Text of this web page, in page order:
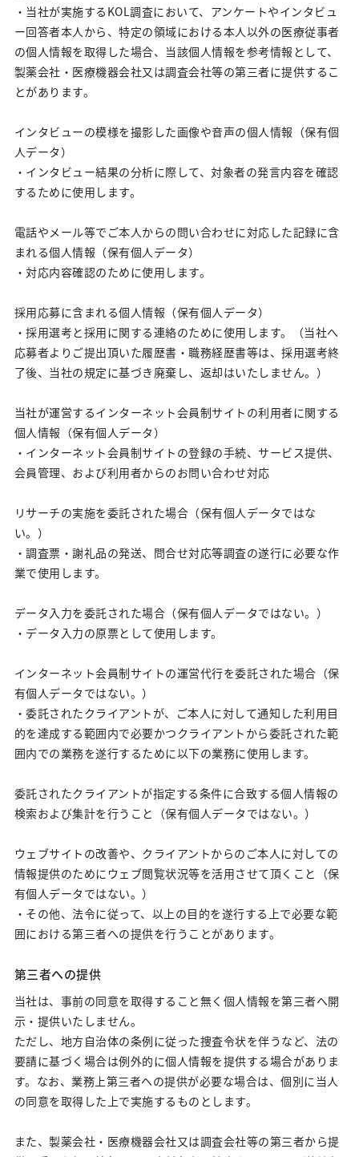
・当社が実施するKOL調査において、アンケートやインタビュ
ー回答者本人から、特定の領域における本人以外の医療従事者
の個人情報を取得した場合、当該個人情報を参考情報として、
製薬会社・医療機器会社又は調査会社等の第三者に提供するこ
とがあります。
インタビューの模様を撮影した画像や音声の個人情報（保有個
人データ）
・インタビュー結果の分析に際して、対象者の発言内容を確認
するために使用します。
電話やメール等でご本人からの問い合わせに対応した記録に含
まれる個人情報（保有個人データ）
・対応内容確認のために使用します。
採用応募に含まれる個人情報（保有個人データ）
・採用選考と採用に関する連絡のために使用します。（当社へ
応募者よりご提出頂いた履歴書・職務経歴書等は、採用選考終
了後、当社の規定に基づき廃棄し、返却はいたしません。）
当社が運営するインターネット会員制サイトの利用者に関する
個人情報（保有個人データ）
・インターネット会員制サイトの登録の手続、サービス提供、
会員管理、および利用者からのお問い合わせ対応
リサーチの実施を委託された場合（保有個人データではな
い。）
・調査票・謝礼品の発送、問合せ対応等調査の遂行に必要な作
業で使用します。
データ入力を委託された場合（保有個人データではない。）
・データ入力の原票として使用します。
インターネット会員制サイトの運営代行を委託された場合（保
有個人データではない。）
・委託されたクライアントが、ご本人に対して通知した利用目
的を達成する範囲内で必要かつクライアントから委託された範
囲内での業務を遂行するために以下の業務に使用します。
委託されたクライアントが指定する条件に合致する個人情報の
検索および集計を行うこと（保有個人データではない。）
ウェブサイトの改善や、クライアントからのご本人に対しての
情報提供のためにウェブ閲覧状況等を活用させて頂くこと（保
有個人データではない。）
・その他、法令に従って、以上の目的を遂行する上で必要な範
囲における第三者への提供を行うことがあります。
第三者への提供
当社は、事前の同意を取得すること無く個人情報を第三者へ開
示・提供いたしません。
ただし、地方自治体の条例に従った捜査令状を伴うなど、法の
要請に基づく場合は例外的に個人情報を提供する場合がありま
す。なお、業務上第三者への提供が必要な場合は、個別に当人
の同意を取得した上で実施するものとします。
また、製薬会社・医療機器会社又は調査会社等の第三者から提